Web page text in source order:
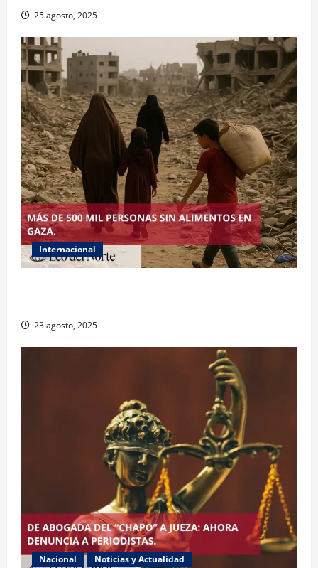
25 agosto, 2025
Internacional
23 agosto, 2025
Nacional Noticias y Actualidad